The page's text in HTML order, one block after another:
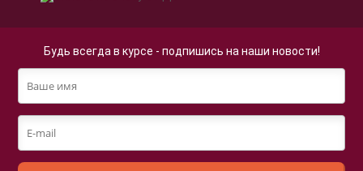
Будь всегда в курсе - подпишись на наши новости!